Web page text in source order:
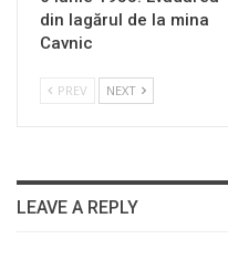
din lagărul de la mina
Cavnic
PREV NEXT
LEAVE A REPLY